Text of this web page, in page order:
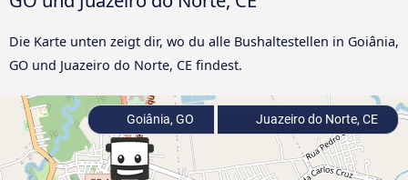
Die Karte unten zeigt dir, wo du alle Bushaltestellen in Goiânia,
GO und Juazeiro do Norte, CE findest.
Goiânia, GO Juazeiro do Norte, CE